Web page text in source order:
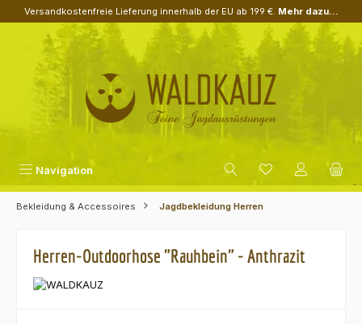
Zum Hauptinhalt springen
Versandkostenfreie Lieferung innerhalb der EU ab 199 €. Mehr dazu...
Navigation
Bekleidung & Accessoires Jagdbekleidung Herren
Herren-Outdoorhose "Rauhbein" - Anthrazit